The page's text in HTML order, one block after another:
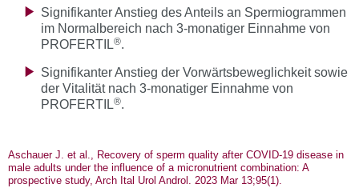
Signifikanter Anstieg des Anteils an Spermiogrammen
im Normalbereich nach 3-monatiger Einnahme von
PROFERTIL®.
Signifikanter Anstieg der Vorwärtsbeweglichkeit sowie
der Vitalität nach 3-monatiger Einnahme von
PROFERTIL®.
Aschauer J. et al., Recovery of sperm quality after COVID-19 disease in
male adults under the influence of a micronutrient combination: A
prospective study, Arch Ital Urol Androl. 2023 Mar 13;95(1).